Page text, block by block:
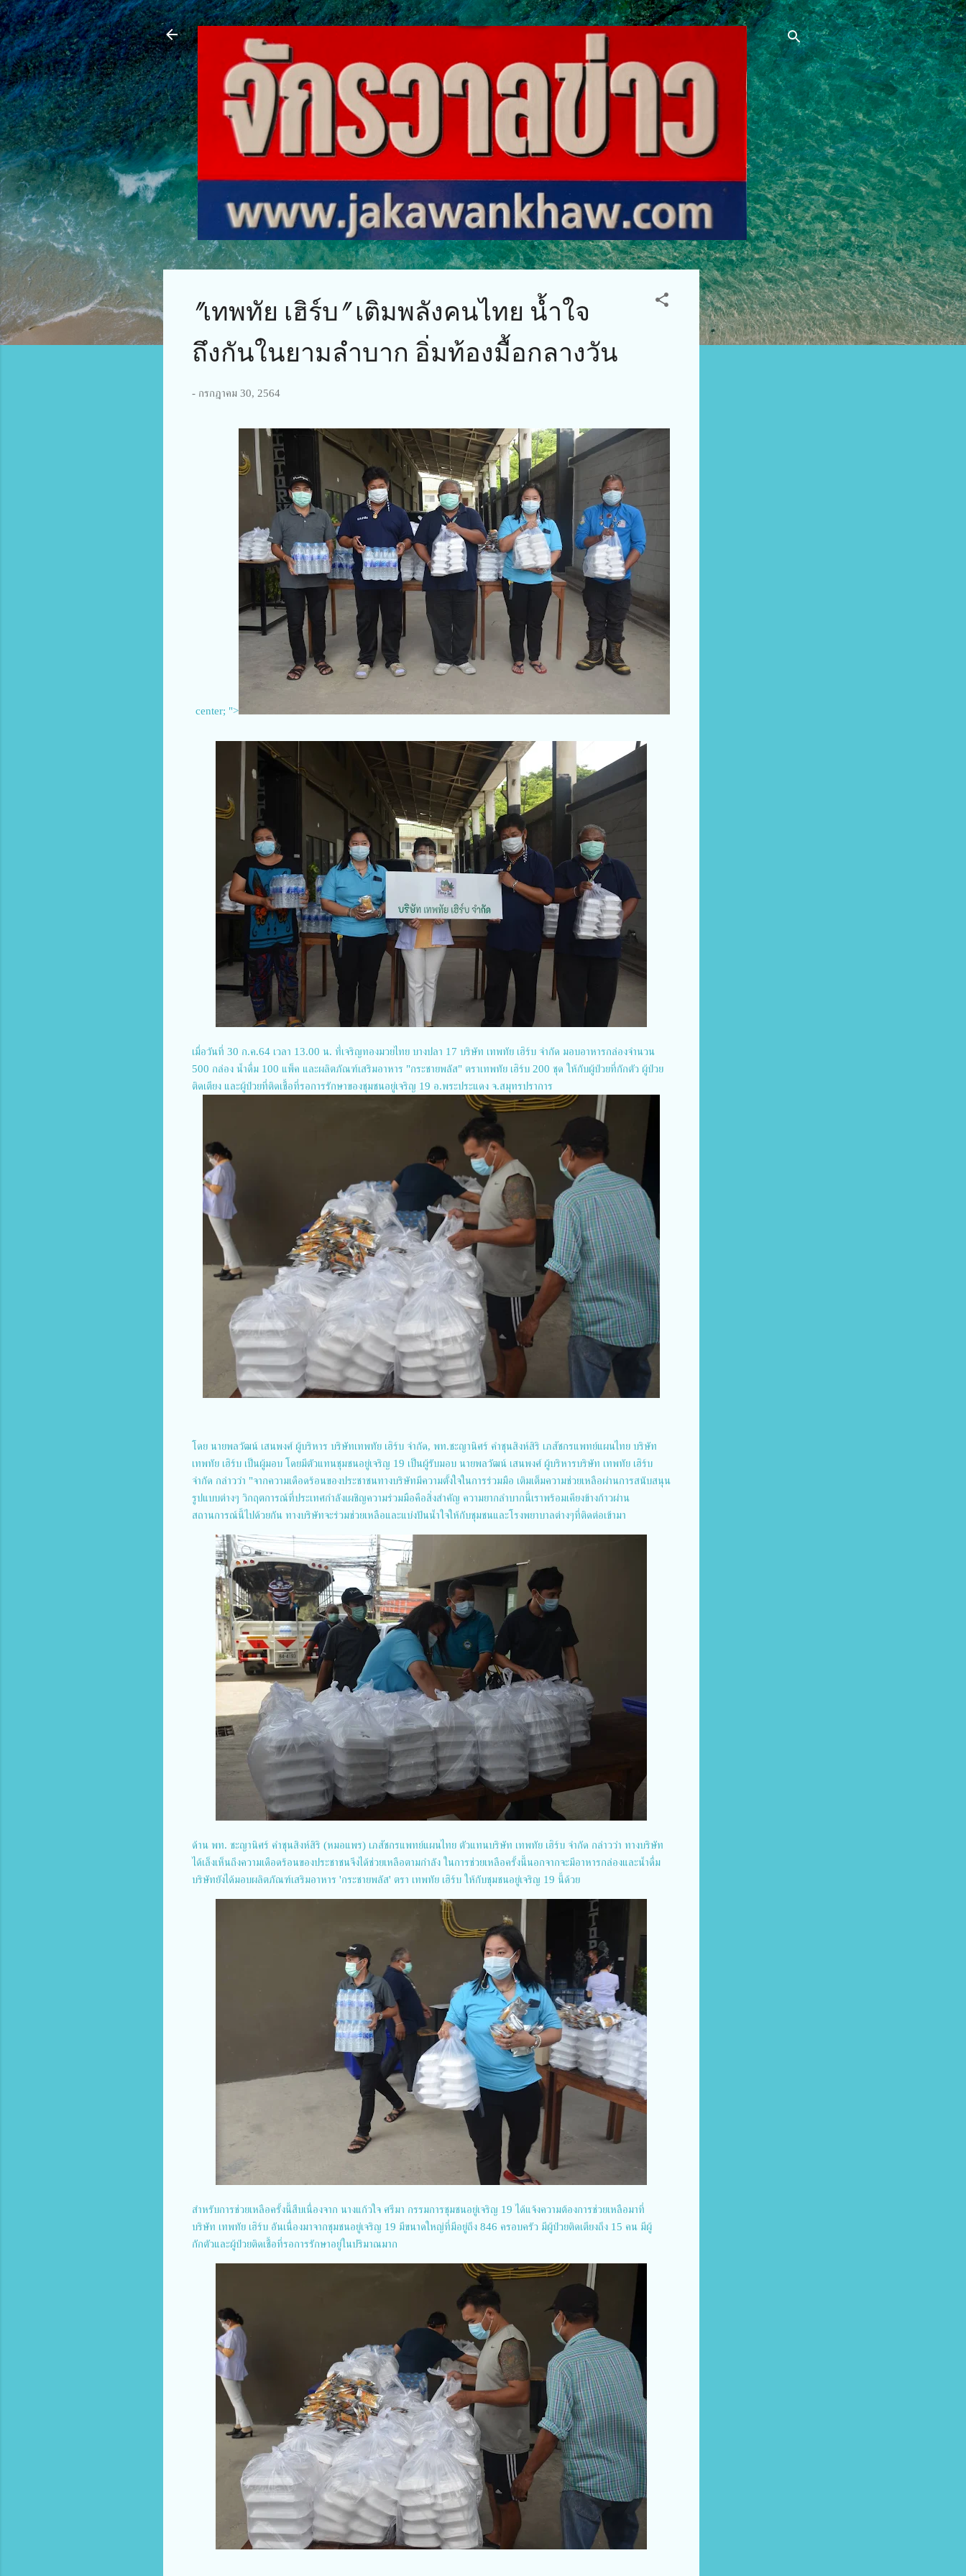
ข้ามไปที่เนื้อหาหลัก
"เทพทัย เฮิร์บ" เติมพลังคนไทย น้ำใจ
ถึงกันในยามลำบาก อิ่มท้องมื้อกลางวัน
- กรกฎาคม 30, 2564
center; ">
เมื่อวันที่ 30 ก.ค.64 เวลา 13.00 น. ทึ่เจริญทองมวยไทย บางปลา 17 บริษัท เทพทัย เฮิร์บ จำกัด มอบอาหารกล่องจำนวน
500 กล่อง น้ำดื่ม 100 แพ็ค และผลิตภัณฑ์เสริมอาหาร "กระชายพลัส" ตราเทพทัย เฮิร์บ 200 ชุด ให้กับผู้ป่วยที่กักตัว ผู้ป่วย
ติดเตียง และผู้ป่วยที่ติดเชื้อที่รอการรักษาของชุมชนอยู่เจริญ 19 อ.พระประแดง จ.สมุทรปราการ
โดย นายพลวัฒน์ เสนพงศ์ ผู้บริหาร บริษัทเทพทัย เฮิร์บ จำกัด, พท.ชะญานิศร์ คำชุนสิงห์สิริ เภสัชกรแพทย์แผนไทย บริษัท
เทพทัย เฮิร์บ เป็นผู้มอบ โดยมีตัวแทนชุมชนอยู่เจริญ 19 เป็นผู้รับมอบ นายพลวัฒน์ เสนพงศ์ ผู้บริหารบริษัท เทพทัย เฮิร์บ
จำกัด กล่าวว่า "จากความเดือดร้อนของประชาชนทางบริษัทมีความตั้งใจในการร่วมมือ เติมเต็มความช่วยเหลือผ่านการสนับสนุน
รูปแบบต่างๆ วิกฤตการณ์ที่ประเทศกำลังเผชิญความร่วมมือคือสิ่งสำคัญ ความยากลำบากนี้เราพร้อมเคียงข้างก้าวผ่าน
สถานการณ์นี้ไปด้วยกัน ทางบริษัทจะร่วมช่วยเหลือและแบ่งปันน้ำใจให้กับชุมชนและโรงพยาบาลต่างๆที่ติดต่อเข้ามา
ด้าน พท. ชะญานิศร์ คำชุนสิงห์สิริ (หมอแพร) เภสัชกรแพทย์แผนไทย ตัวแทนบริษัท เทพทัย เฮิร์บ จำกัด กล่าวว่า ทางบริษัท
ได้เล็งเห็นถึงความเดือดร้อนของประชาชนจึงได้ช่วยเหลือตามกำลัง ในการช่วยเหลือครั้งนี้นอกจากจะมีอาหารกล่องและน้ำดื่ม
บริษัทยังได้มอบผลิตภัณฑ์เสริมอาหาร 'กระชายพลัส' ตรา เทพทัย เฮิร์บ ให้กับชุมชนอยู่เจริญ 19 นี้ด้วย
สำหรับการช่วยเหลือครั้งนี้สืบเนื่องจาก นางแก้วใจ ศรีมา กรรมการชุมชนอยู่เจริญ 19 ได้แจ้งความต้องการช่วยเหลือมาที่
บริษัท เทพทัย เฮิร์บ อันเนื่องมาจากชุมชนอยู่เจริญ 19 มีขนาดใหญ่ที่มีอยู่ถึง 846 ครอบครัว มีผู้ป่วยติดเตียงถึง 15 คน มีผู้
กักตัวและผู้ป่วยติดเชื้อที่รอการรักษาอยู่ในปริมาณมาก